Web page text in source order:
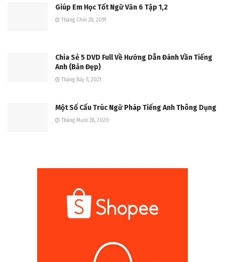
Giúp Em Học Tốt Ngữ Văn 6 Tập 1,2
Tháng Chín 28, 2019
Chia Sẻ 5 DVD Full Về Hướng Dẫn Đánh Vần Tiếng
Anh (Bản Đẹp)
Tháng Bảy 5, 2021
Một Số Cấu Trúc Ngữ Pháp Tiếng Anh Thông Dụng
Tháng Mười 28, 2020